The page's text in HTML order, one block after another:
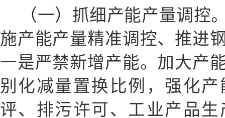
（一）抓细产能产量调控
施产能产量精准调控、推进
一是严禁新增产能。加大产
别化减量置换比例，强化
评、排污许可、工业产品